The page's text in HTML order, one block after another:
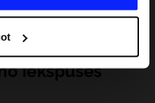
veidu, kadā tiek rādīta
piedāvātos risinajumus
informāciju var atrast
"Detaļas".
iekšpuses